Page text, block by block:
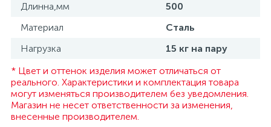
Длинна,мм
500
Материал
Сталь
Нагрузка
15 кг на пару
* Цвет и оттенок изделия может отличаться от
реального. Характеристики и комплектация товара
могут изменяться производителем без уведомления.
Магазин не несет ответственности за изменения,
внесенные производителем.